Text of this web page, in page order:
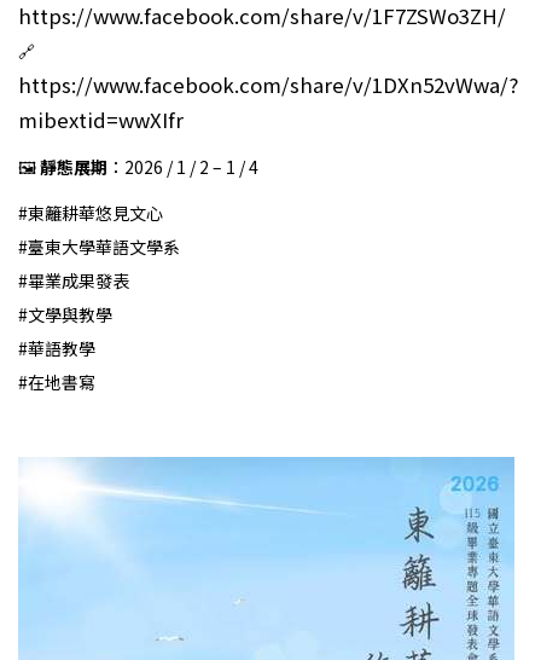
https://www.facebook.com/share/v/1F7ZSWo3ZH/
🔗
https://www.facebook.com/share/v/1DXn52vWwa/?
mibextid=wwXIfr
🖼️靜態展期 ：2026 / 1 / 2 – 1 / 4
#東籬耕華悠見文心
#臺東大學華語文學系
#畢業成果發表
#文學與教學
#華語教學
#在地書寫